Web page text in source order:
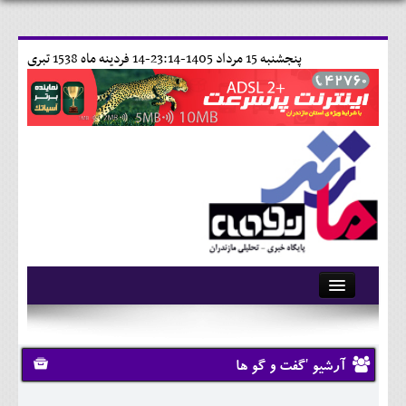
14 فردينه ماه 1538 تبری پنجشنبه 15 مرداد 1405-23:14-
آرشیو
تماس با ما
وبلاگ
آرشیو 'گفت و گو ها